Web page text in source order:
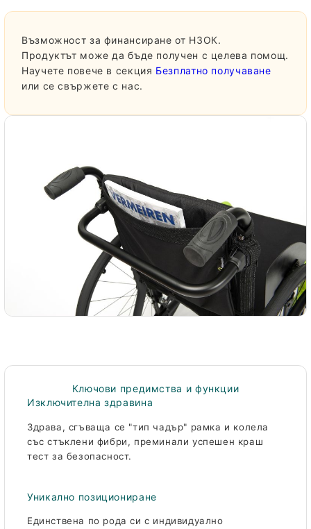
Ключови предимства и функции
Изключителна здравина
Здрава, сгъваща се "тип чадър" рамка и колела
със стъклени фибри, преминали успешен краш
тест за безопасност.
Уникално позициониране
Единствена по рода си с индивидуално
Възможност за финансиране от НЗОК.
Продуктът може да бъде получен с целева помощ.
Научете повече в секция Безплатно получаване
или се свържете с нас.